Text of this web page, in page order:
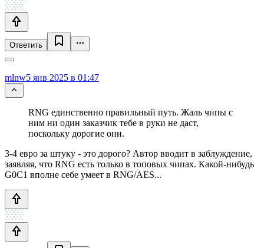
Ответить
mlnw5 янв 2025 в 01:47
RNG единственно правильный путь. Жаль чипы с
ним ни один заказчик тебе в руки не даст,
поскольку дорогие они.
3-4 евро за штуку - это дорого? Автор вводит в заблуждение,
заявляя, что RNG есть только в топовых чипах. Какой-нибудь
G0C1 вполне себе умеет в RNG/AES...